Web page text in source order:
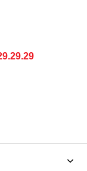
nhau, từ trẻ trung